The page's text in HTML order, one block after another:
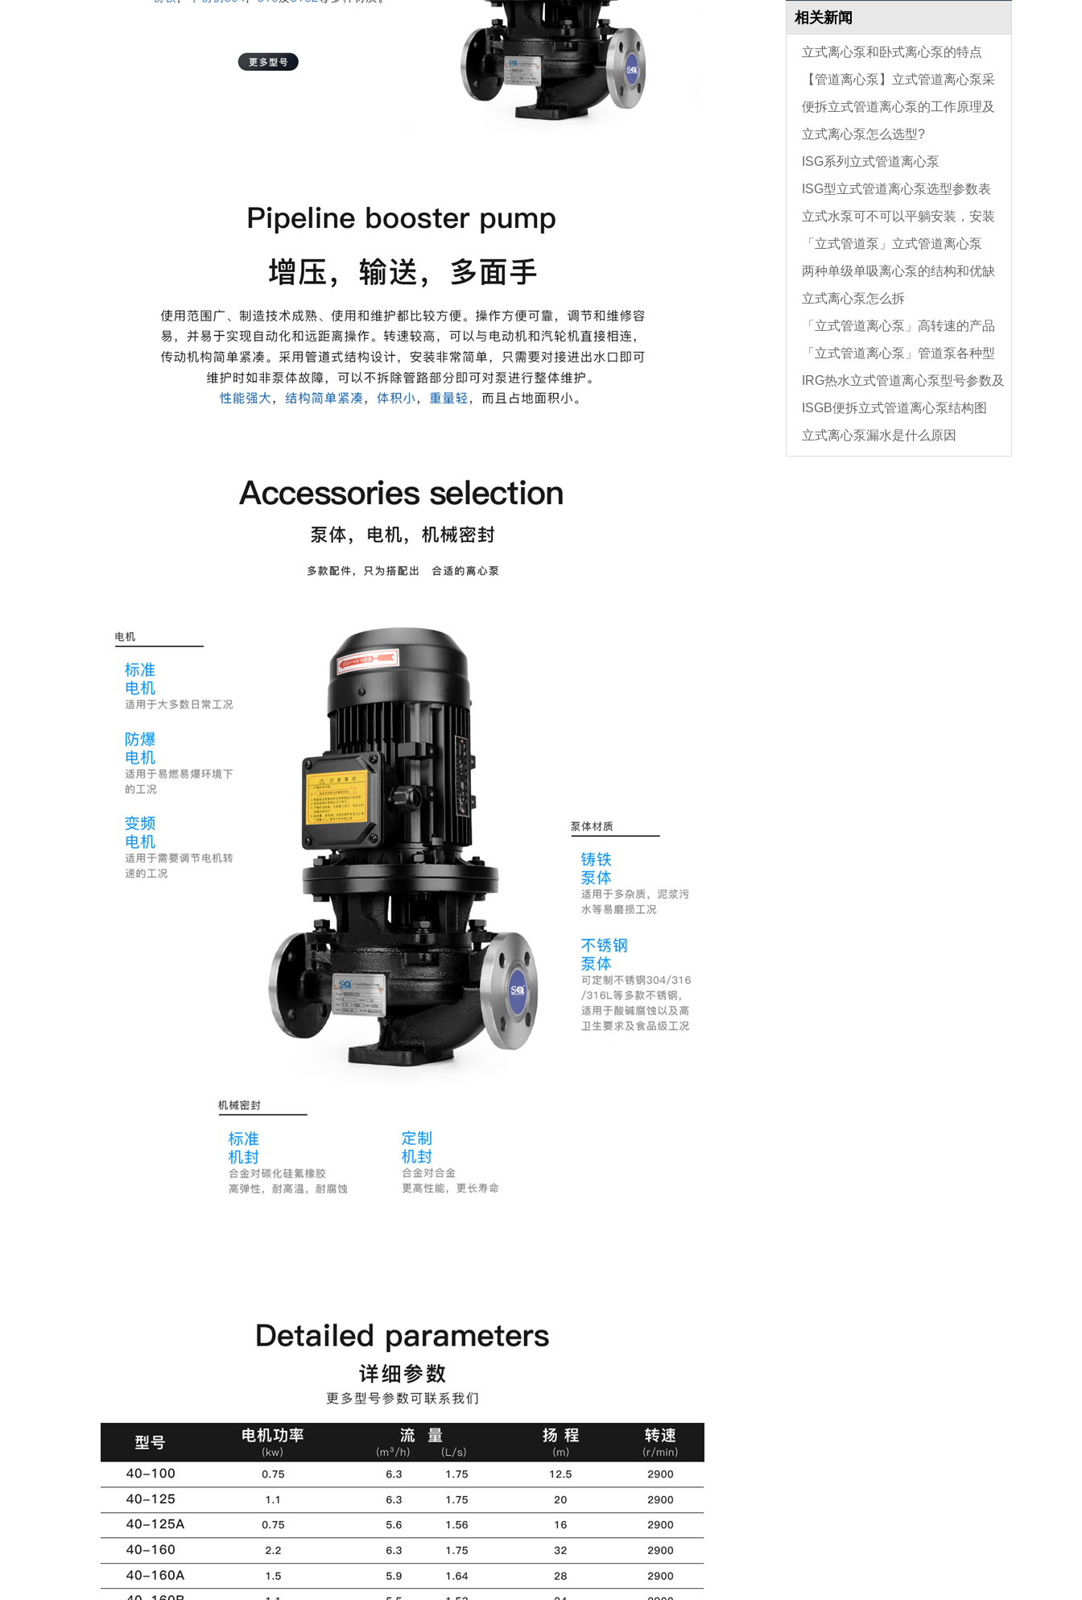
相关新闻
立式离心泵和卧式离心泵的特点
【管道离心泵】立式管道离心泵采
用节能电机所节省的费用
便拆立式管道离心泵的工作原理及
结构特点
立式离心泵怎么选型?
ISG系列立式管道离心泵
ISG型立式管道离心泵选型参数表
立式水泵可不可以平躺安装，安装
后有无影响?
「立式管道泵」立式管道离心泵
「低转速」的产品种类
两种单级单吸离心泵的结构和优缺
立式离心泵怎么拆
「立式管道离心泵」高转速的产品
种类「立式管道离心泵」管道泵各种型
号的产品特点大全
IRG热水立式管道离心泵型号参数及
结构图
ISGB便拆立式管道离心泵结构图
立式离心泵漏水是什么原因